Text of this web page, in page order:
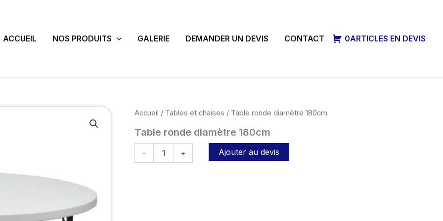
ACCUEIL NOS PRODUITS GALERIE DEMANDER UN DEVIS CONTACT 0ARTICLES EN DEVIS
Accueil / Tables et chaises / Table ronde diamètre 180cm
Table ronde diamètre 180cm
-
quantité
Table
diamètre
180cm
+ Ajouter au devis